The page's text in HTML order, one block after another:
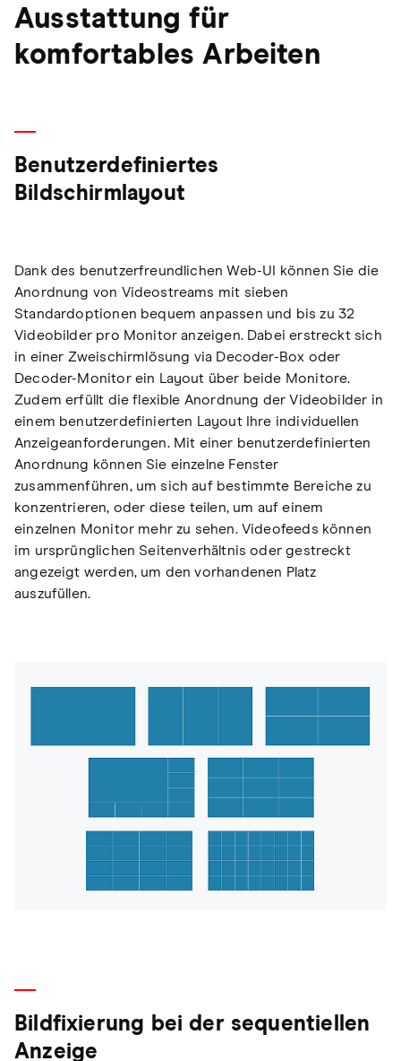
Ausstattung für
komfortables Arbeiten
Benutzerdefiniertes
Bildschirmlayout
Dank des benutzerfreundlichen Web-UI können Sie die
Anordnung von Videostreams mit sieben
Standardoptionen bequem anpassen und bis zu 32
Videobilder pro Monitor anzeigen. Dabei erstreckt sich
in einer Zweischirmlösung via Decoder-Box oder
Decoder-Monitor ein Layout über beide Monitore.
Zudem erfüllt die flexible Anordnung der Videobilder in
einem benutzerdefinierten Layout Ihre individuellen
Anzeigeanforderungen. Mit einer benutzerdefinierten
Anordnung können Sie einzelne Fenster
zusammenführen, um sich auf bestimmte Bereiche zu
konzentrieren, oder diese teilen, um auf einem
einzelnen Monitor mehr zu sehen. Videofeeds können
im ursprünglichen Seitenverhältnis oder gestreckt
angezeigt werden, um den vorhandenen Platz
auszufüllen.
Bildfixierung bei der sequentiellen
Anzeige